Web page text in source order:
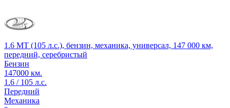
1.6 MT (105 л.с.), бензин, механика, универсал, 147 000 км,
передний, серебристый
Бензин
147000 км.
1.6 / 105 л.с.
Передний
Механика